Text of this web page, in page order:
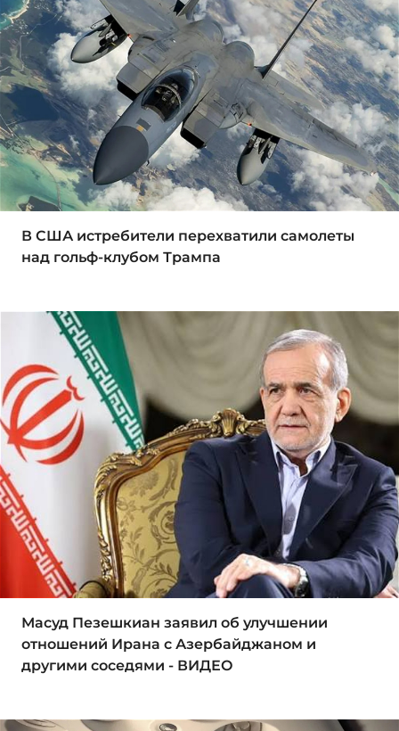
В США истребители перехватили самолеты
над гольф-клубом Трампа
Масуд Пезешкиан заявил об улучшении
отношений Ирана с Азербайджаном и
другими соседями - ВИДЕО